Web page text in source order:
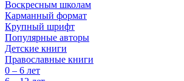
Воскресным школам
Карманный формат
Крупный шрифт
Популярные авторы
Детские книги
Православные книги
0 – 6 лет